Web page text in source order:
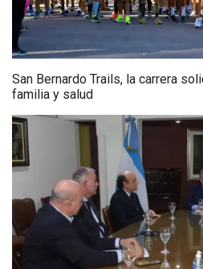
San Bernardo Trails, la carrera
familia y salud